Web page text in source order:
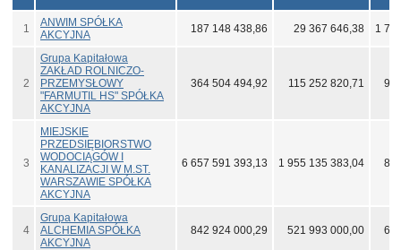
1
ANWIM SPÓŁKA
AKCYJNA
187 148 438,86 29 367 646,38 1
2
Grupa Kapitałowa
ZAKŁAD ROLNICZO-
PRZEMYSŁOWY
"FARMUTIL HS" SPÓŁKA
AKCYJNA
364 504 494,92 115 252 820,71
3
MIEJSKIE
PRZEDSIĘBIORSTWO
WODOCIĄGÓW I
KANALIZACJI W M.ST.
WARSZAWIE SPÓŁKA
AKCYJNA
6 657 591 393,13 1 955 135 383,04
4
Grupa Kapitałowa
ALCHEMIA SPÓŁKA
AKCYJNA
842 924 000,29 521 993 000,00